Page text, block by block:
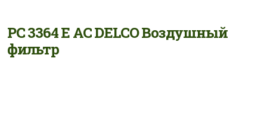
PC 3364 E AC DELCO Воздушный
фильтр